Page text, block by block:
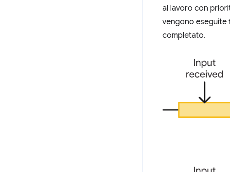
al lavoro con
vengono eseguite
completato.